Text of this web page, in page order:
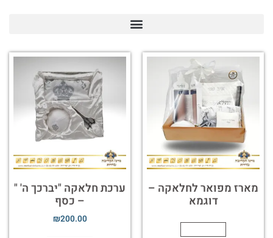
מארז מפואר לחלאקה –
דוגמא
ערכת חלאקה "יברכך ה' "
– כסף
₪200.00